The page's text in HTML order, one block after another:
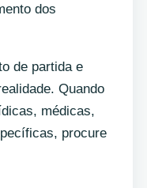
dos
de partida e
Quando
médicas,
procure